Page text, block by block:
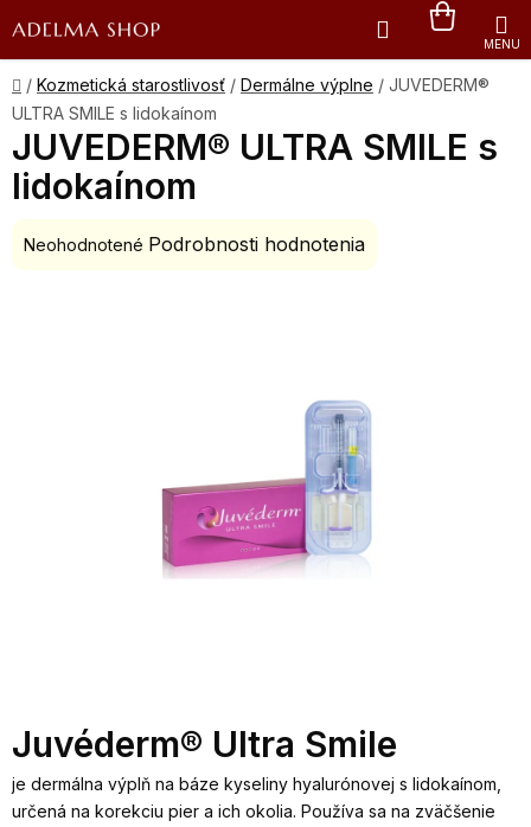
na
obsah
Hľadať
KOŠÍK
Domov
/ Kozmetická starostlivosť / Dermálne výplne / JUVEDERM®
ULTRA SMILE s lidokaínom
Juvéderm® Ultra Smile
je dermálna výplň na báze kyseliny hyalurónovej s lidokaínom,
určená na korekciu pier a ich okolia. Používa sa na zväčšenie
JUVEDERM® ULTRA SMILE s
lidokaínom
Priemerné
Neohodnotené Podrobnosti hodnotenia